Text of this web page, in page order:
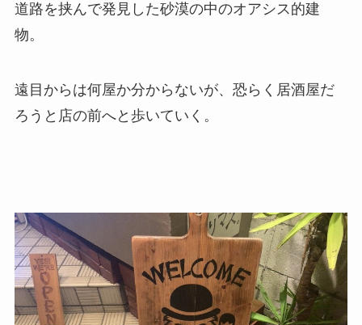
道路を挟んで発見した砂漠の中のオアシス的建
物。
遠目からは何屋か分からないが、恐らく居酒屋だ
ろうと店の前へと歩いていく。